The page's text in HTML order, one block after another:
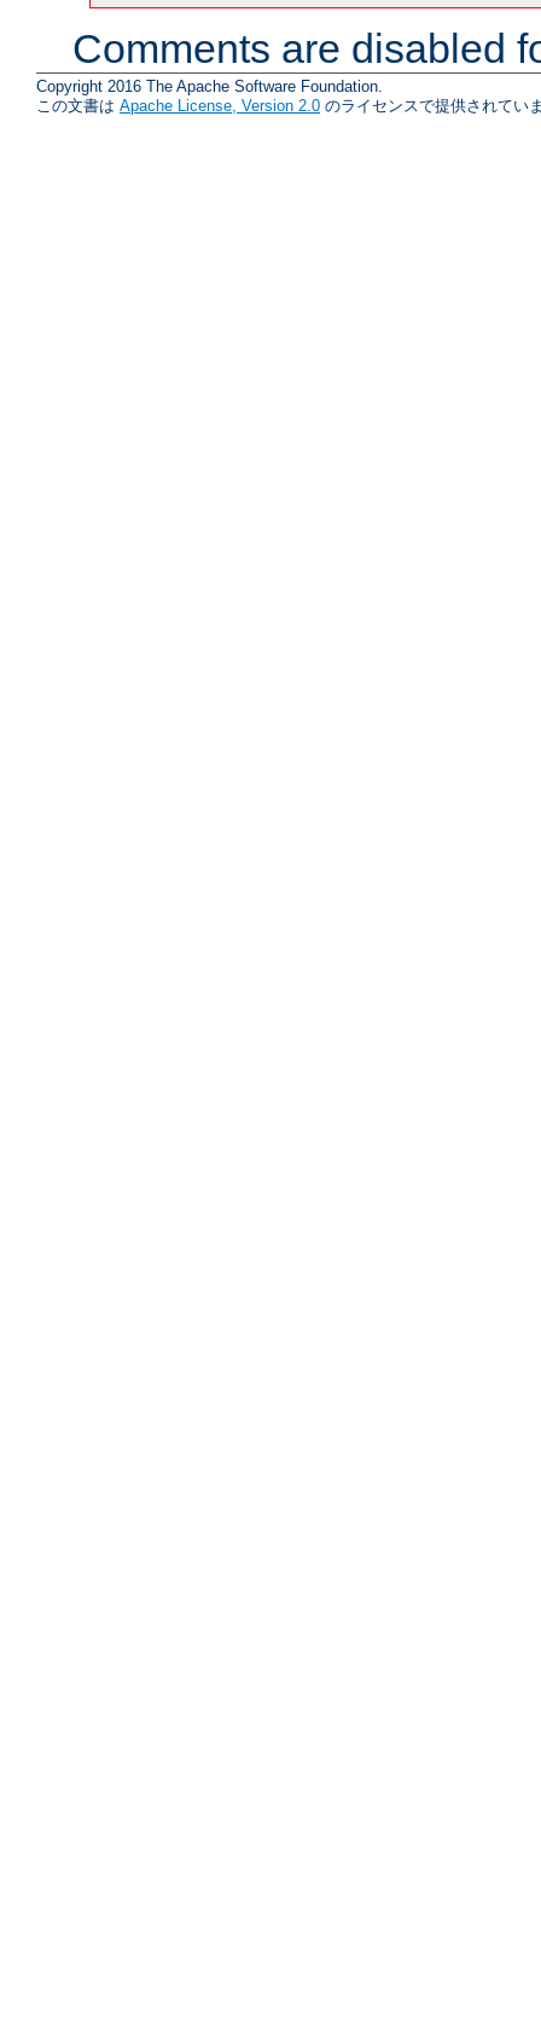
Comments are disabled
Copyright 2016 The Apache Software Foundation.
この文書は Apache License, Version 2.0 のライセンスで提供されてい